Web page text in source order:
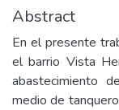
Abstract
En el presente
el barrio Vista
abastecimiento
medio de